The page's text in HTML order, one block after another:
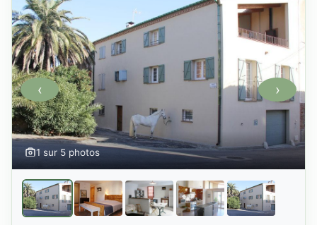
1 sur 5 photos
‹ ›